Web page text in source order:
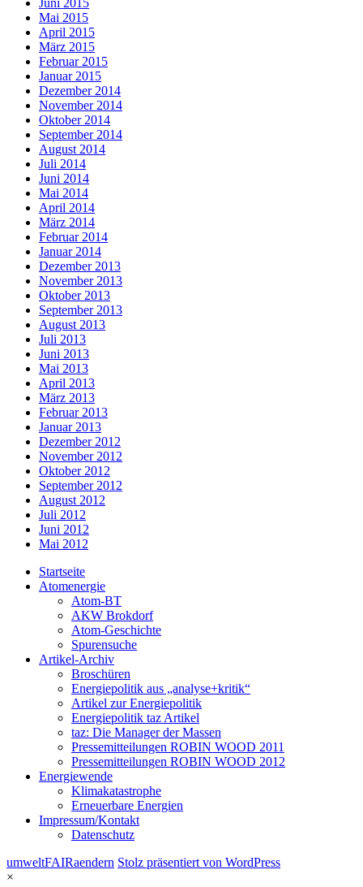
Juni 2015
Mai 2015
April 2015
März 2015
Februar 2015
Januar 2015
Dezember 2014
November 2014
Oktober 2014
September 2014
August 2014
Juli 2014
Juni 2014
Mai 2014
April 2014
März 2014
Februar 2014
Januar 2014
Dezember 2013
November 2013
Oktober 2013
September 2013
August 2013
Juli 2013
Juni 2013
Mai 2013
April 2013
März 2013
Februar 2013
Januar 2013
Dezember 2012
November 2012
Oktober 2012
September 2012
August 2012
Juli 2012
Juni 2012
Mai 2012
Startseite
Atomenergie
Atom-BT
AKW Brokdorf
Atom-Geschichte
Spurensuche
Artikel-Archiv
Broschüren
Energiepolitik aus „analyse+kritik“
Artikel zur Energiepolitik
Energiepolitik taz Artikel
taz: Die Manager der Massen
Pressemitteilungen ROBIN WOOD 2011
Pressemitteilungen ROBIN WOOD 2012
Energiewende
Klimakatastrophe
Erneuerbare Energien
Impressum/Kontakt
Datenschutz
umweltFAIRaendern Stolz präsentiert von WordPress
×